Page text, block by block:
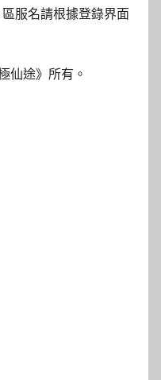
服名請根據登錄界面
仙途》所有。